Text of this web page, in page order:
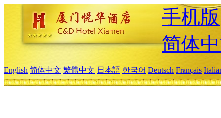
手机版
简体
English 简体中文 繁體中文 日本語 한국어 Deutsch Français